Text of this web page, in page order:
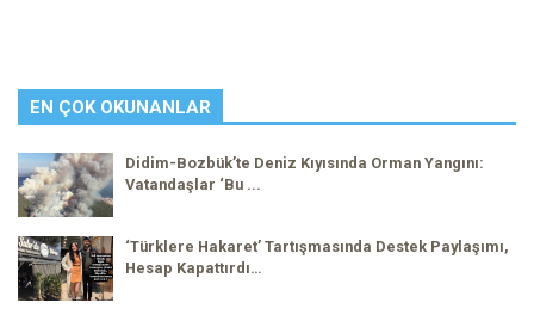
EN ÇOK OKUNANLAR
Didim-Bozbük’te Deniz Kıyısında Orman Yangını:
Vatandaşlar ‘Bu ...
‘Türklere Hakaret’ Tartışmasında Destek Paylaşımı,
Hesap Kapattırdı…